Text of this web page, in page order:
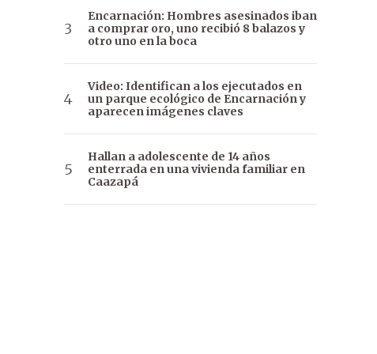
Encarnación: Hombres asesinados iban
a comprar oro, uno recibió 8 balazos y
otro uno en la boca
Video: Identifican a los ejecutados en
un parque ecológico de Encarnación y
aparecen imágenes claves
Hallan a adolescente de 14 años
enterrada en una vivienda familiar en
Caazapá